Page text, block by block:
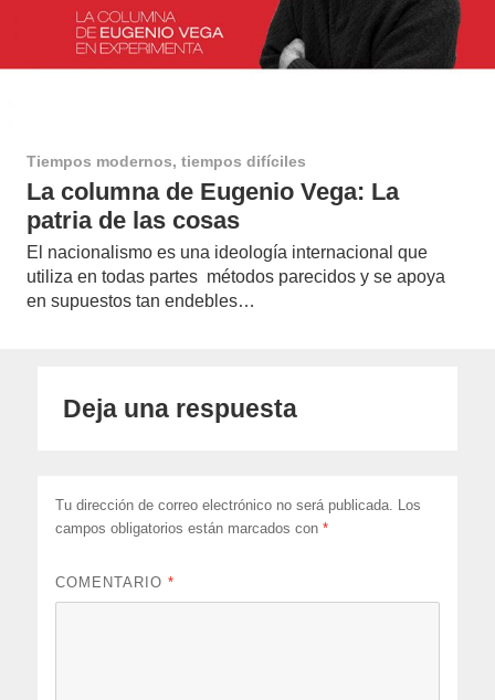
Tiempos modernos, tiempos difíciles
La columna de Eugenio Vega: La
patria de las cosas
El nacionalismo es una ideología internacional que
utiliza en todas partes métodos parecidos y se apoya
en supuestos tan endebles…
Deja una respuesta
Tu dirección de correo electrónico no será publicada. Los
campos obligatorios están marcados con*
COMENTARIO*